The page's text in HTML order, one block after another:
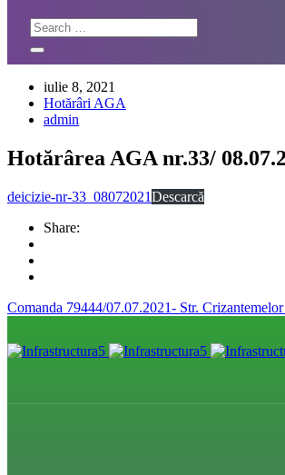
iulie 8, 2021
Hotărâri AGA
admin
Hotărârea AGA nr.33/
deicizie-nr-33_08072021Descarcă
Share:
Comanda 79444/07.07.2021- Str.